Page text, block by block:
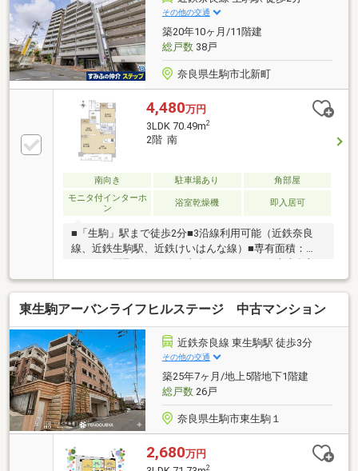
その他の交通
築20年10ヶ月/11階建
総戸数38戸
奈良県生駒市北新町
4,480万円
3LDK 70.49m2
2階 南
南向き 駐車場あり
角部屋
モニタ付インターホ
ン
浴室乾燥機 即入居可
■「生駒」駅まで徒歩2分■3沿線利用可能（近鉄奈良
線、近鉄生駒駅、近鉄けいはんな線）■専有面積：
屋■ペット飼育可能（規約制限有り）■2021年3月リフ
ォーム済み～リフォーム内容～◇キッチン新調 ◇浴
室新調 ◇トイレ新調 ◇クロス全室貼替 ◇フロー
リング貼替（LDK、洋室①、洋室②） ◇畳表替
え ◇襖貼替 ◇ハウスクリーニング【主な仕様・設
備】●床暖房有り（LD部分） ●浴室乾燥暖房機付き
●IHクッキングヒーター ●カップボード有り ●ウォ
ークインクローゼット有り ●浴室に窓有り ●トラン
クルーム有り（0.45㎡）
東生駒アーバンライフヒルステージ 中古マンション
近鉄奈良線 東生駒駅 徒歩3分
その他の交通
築25年7ヶ月/地上5階地下1階建
総戸数26戸
奈良県生駒市東生駒１
2,680万円
2